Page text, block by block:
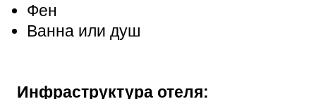
Фен
Ванна или душ
Инфраструктура отеля: